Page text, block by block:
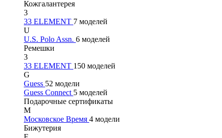
Кожгалантерея
3
33 ELEMENT 7 моделей
U
U.S. Polo Assn. 6 моделей
Ремешки
3
33 ELEMENT 150 моделей
G
Guess 52 модели
Guess Connect 5 моделей
Подарочные сертификаты
М
Московское Время 4 модели
Бижутерия